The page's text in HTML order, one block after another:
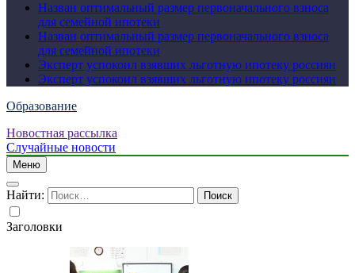
Назван оптимальный размер первоначального взноса
для семейной ипотеки
Назван оптимальный размер первоначального взноса
для семейной ипотеки
Эксперт успокоил взявших льготную ипотеку россиян
Эксперт успокоил взявших льготную ипотеку россиян
Образование
Новостная рассылка
Случайные новости
Меню
Найти:
Заголовки